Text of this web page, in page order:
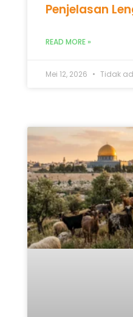
Penjelasan
READ MORE »
Mei 12, 2026 Tidak